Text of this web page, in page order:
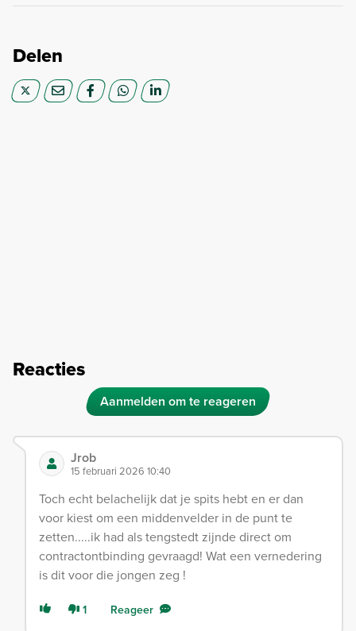
Delen
Reacties
Aanmelden om te reageren
Jrob
15 februari 2026 10:40
Toch echt belachelijk dat je spits hebt en er dan
voor kiest om een middenvelder in de punt te
zetten.....ik had als tengstedt zijnde direct om
contractontbinding gevraagd! Wat een vernedering
is dit voor die jongen zeg !
1 Reageer